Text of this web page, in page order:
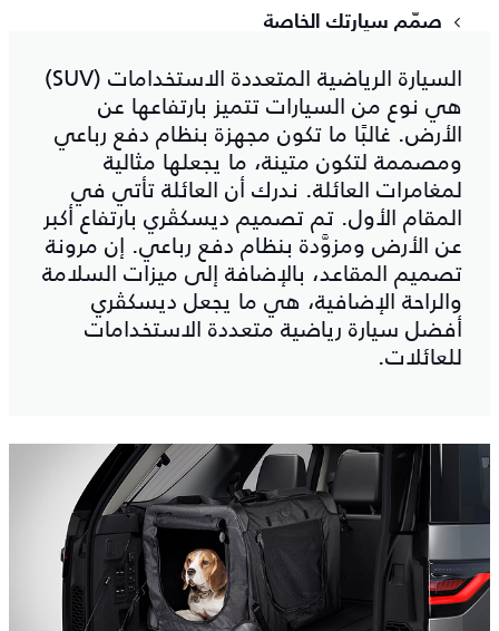
صمّم سيارتك الخاصة
السيارة الرياضية المتعددة الاستخدامات (SUV)
هي نوع من السيارات تتميز بارتفاعها عن
الأرض. غالبًا ما تكون مجهزة بنظام دفع رباعي
ومصممة لتكون متينة، ما يجعلها مثالية
لمغامرات العائلة. ندرك أن العائلة تأتي في
المقام الأول. تم تصميم ديسكڤري بارتفاع أكبر
عن الأرض ومزوَّدة بنظام دفع رباعي. إن مرونة
تصميم المقاعد، بالإضافة إلى ميزات السلامة
والراحة الإضافية، هي ما يجعل ديسكڤري
أفضل سيارة رياضية متعددة الاستخدامات
للعائلات.